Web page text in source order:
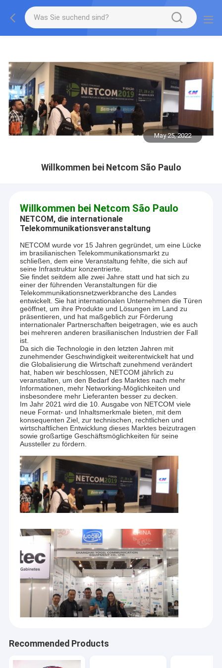
May 25, 2022
Willkommen bei Netcom São Paulo
Willkommen bei Netcom São Paulo
NETCOM, die internationale
Telekommunikationsveranstaltung
NETCOM wurde vor 15 Jahren gegründet, um eine Lücke
im brasilianischen Telekommunikationsmarkt zu
schließen, dem eine Veranstaltung fehlte, die sich auf
seine Infrastruktur konzentrierte.
Sie findet seitdem alle zwei Jahre statt und hat sich zu
einer der führenden Veranstaltungen für die
Telekommunikationsnetzwerkbranche des Landes
entwickelt. Sie hat internationalen Unternehmen die Türen
geöffnet, um ihre Produkte und Lösungen im Land zu
präsentieren, und hat maßgeblich zur Förderung
internationaler Partnerschaften beigetragen, wie es auch
bei mehreren anderen brasilianischen Industrien der Fall
ist.
Da sich die Technologie in den letzten Jahren mit
zunehmender Geschwindigkeit weiterentwickelt hat und
die Globalisierung die Wirtschaft zunehmend verändert
hat, haben wir beschlossen, NETCOM jährlich zu
veranstalten, um den Bedarf des Marktes nach mehr
Informationen, mehr Networking-Möglichkeiten und
insbesondere mehr Lieferanten besser zu decken.
Im Jahr 2021 wird die 10. Ausgabe von NETCOM viele
neue Format- und Inhaltsmerkmale bieten, mit dem
konsequenten Ziel, zur technischen, rechtlichen und
wirtschaftlichen Entwicklung dieses Marktes beizutragen
sowie großartige Geschäftsmöglichkeiten für seine
Aussteller zu fördern.
Recommended Products